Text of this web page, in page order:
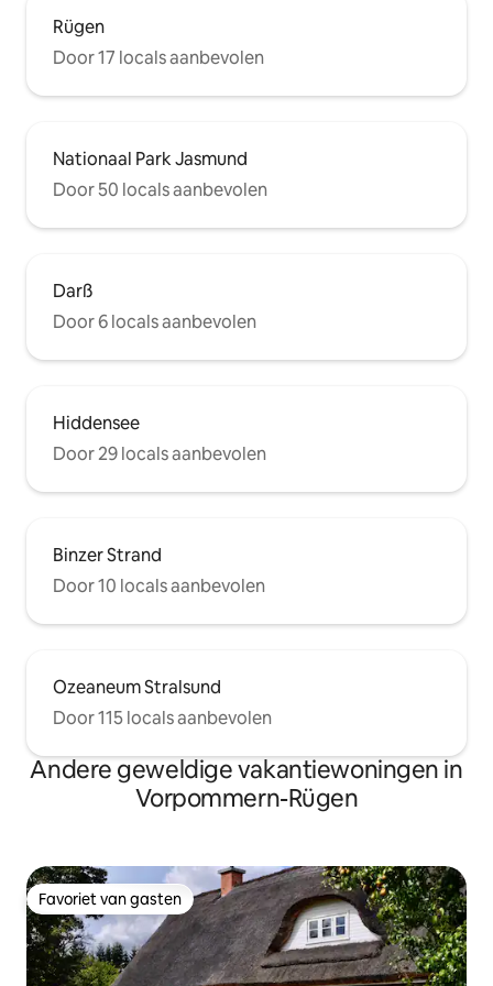
Rügen
Door 17 locals aanbevolen
Nationaal Park Jasmund
Door 50 locals aanbevolen
Darß
Door 6 locals aanbevolen
Hiddensee
Door 29 locals aanbevolen
Binzer Strand
Door 10 locals aanbevolen
Ozeaneum Stralsund
Door 115 locals aanbevolen
Andere geweldige vakantiewoningen in
Vorpommern-Rügen
Favoriet van gasten
Favoriet van gasten